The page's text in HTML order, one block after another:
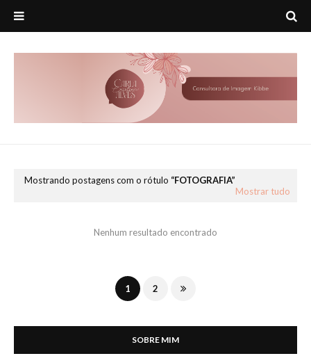
Mostrando postagens com o rótulo
FOTOGRAFIA
Mostrar tudo
Nenhum resultado encontrado
1 2
SOBRE MIM